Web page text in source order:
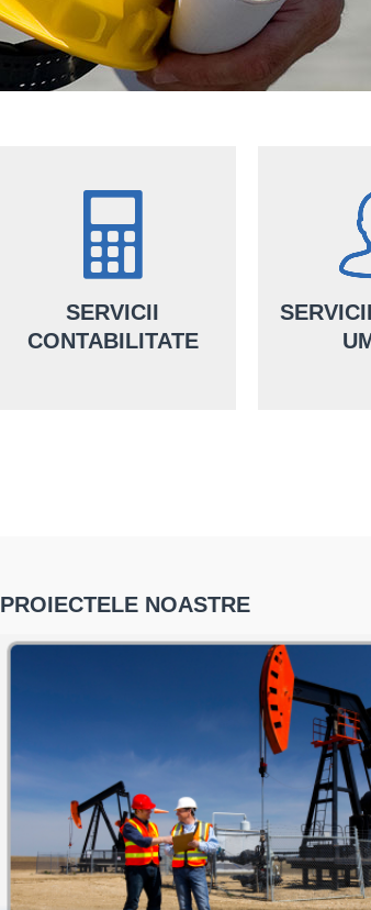
SERVICII
CONTABILITATE
Pentru
tale, îți
PROIECTELE NOASTRE